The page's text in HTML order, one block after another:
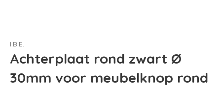
I.B.E.
Achterplaat rond zwart Ø
30mm voor meubelknop rond